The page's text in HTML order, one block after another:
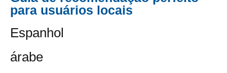
para usuários locais
Espanhol
árabe